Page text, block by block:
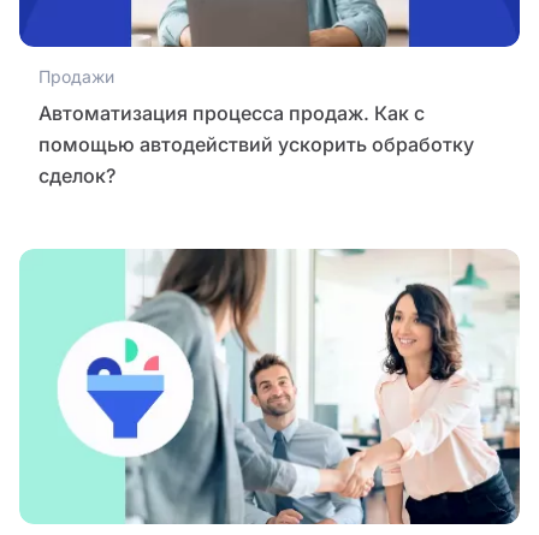
Продажи
Автоматизация процесса продаж. Как с
помощью автодействий ускорить обработку
сделок?